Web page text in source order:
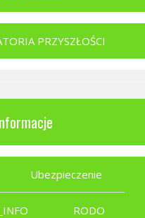
PRZYSZŁOŚCI
Ubezpieczenie
RODO